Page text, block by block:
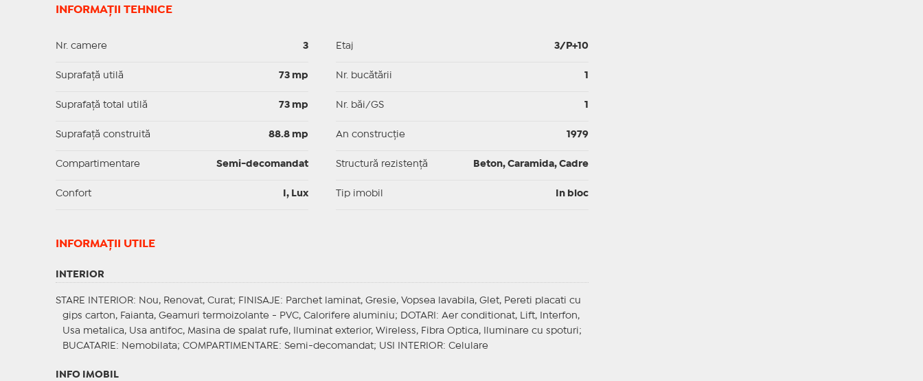
INFORMAȚII TEHNICE
Nr. camere 3
Suprafaţă utilă 73 mp
Suprafaţă total utilă 73 mp
Suprafaţă construită 88.8 mp
Compartimentare Semi-decomandat
Confort I, Lux
Etaj 3/P+10
Nr. bucătării
Nr. băi/GS
An construcție 1979
Structură rezistență Beton, Caramida, Cadre
Tip imobil In bloc
INFORMAŢII UTILE
INTERIOR
STARE INTERIOR: Nou, Renovat, Curat; FINISAJE : Parchet laminat, Gresie, Vopsea lavabila, Glet, Pereti placati cu
gips carton, Faianta, Geamuri termoizolante - PVC, Calorifere aluminiu;
DOTARI : Aer conditionat, Lift, Interfon,
Usa metalica, Usa antifoc, Masina de spalat rufe, Iluminat exterior, Wireless, Fibra Optica, Iluminare cu spoturi;
BUCATARIE : Nemobilata; COMPARTIMENTARE : Semi-decomandat; USI INTERIOR: Celulare
INFO IMOBIL